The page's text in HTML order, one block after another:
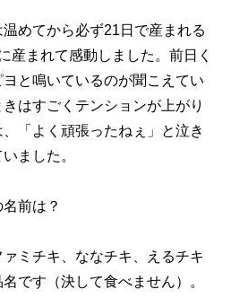
温めてから必ず21日で産まれる
産まれて感動しました。前日く
と鳴いているのが聞こえてい
はすごくテンションが上がり
「よく頑張ったねぇ」と泣き
ました。
前は？
ァミチキ、ななチキ、えるチキ
です（決して食べません）。